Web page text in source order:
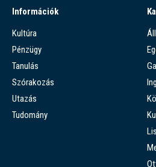
Információk
Kultúra
Pénzügy
Tanulás
Szórakozás
Utazás
Tudomány